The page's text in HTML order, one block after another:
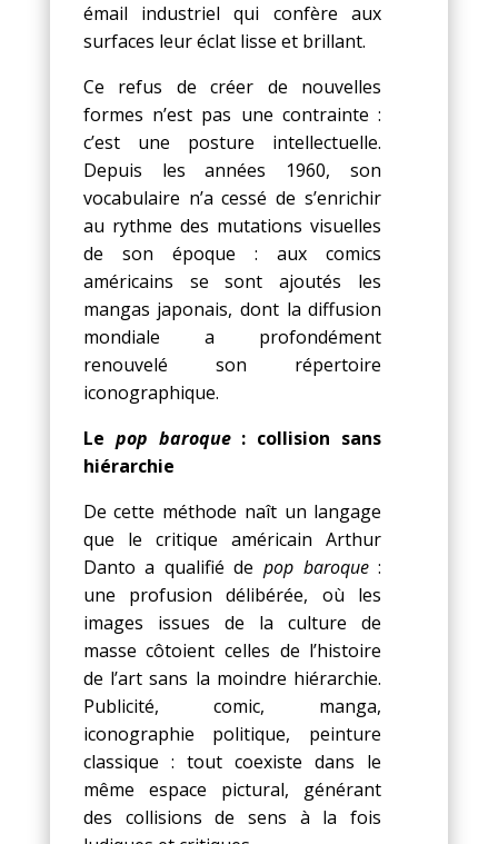
émail industriel qui confère aux
surfaces leur éclat lisse et brillant.
Ce refus de créer de nouvelles
formes n’est pas une contrainte :
c’est une posture intellectuelle.
Depuis les années 1960, son
vocabulaire n’a cessé de s’enrichir
au rythme des mutations visuelles
de son époque : aux comics
américains se sont ajoutés les
mangas japonais, dont la diffusion
mondiale a profondément
renouvelé son répertoire
iconographique.
Le pop baroque: collision sans
hiérarchie
De cette méthode naît un langage
que le critique américain Arthur
Danto a qualifié depop baroque:
une profusion délibérée, où les
images issues de la culture de
masse côtoient celles de l’histoire
de l’art sans la moindre hiérarchie.
Publicité, comic, manga,
iconographie politique, peinture
classique : tout coexiste dans le
même espace pictural, générant
des collisions de sens à la fois